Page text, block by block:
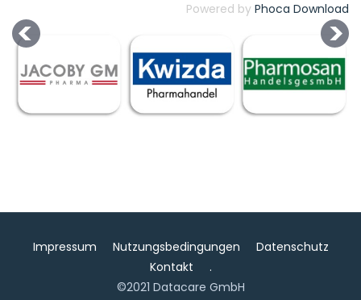
Powered by Phoca Download
Impressum Nutzungsbedingungen
Datenschutz
Kontakt
.
©2021 Datacare GmbH